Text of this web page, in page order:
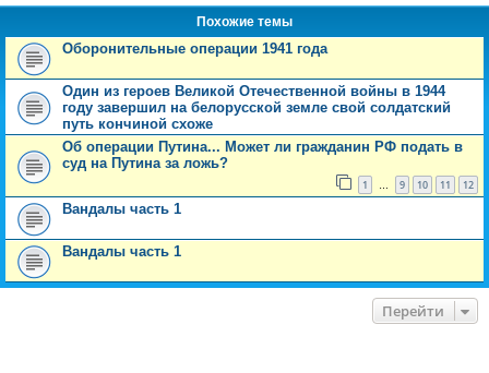
Похожие темы
Оборонительные операции 1941 года
Один из героев Великой Отечественной войны в 1944
году завершил на белорусской земле свой солдатский
путь кончиной схоже
Об операции Путина... Может ли гражданин РФ подать в
суд на Путина за ложь?
1 … 9 10 11 12
Вандалы часть 1
Вандалы часть 1
Перейти